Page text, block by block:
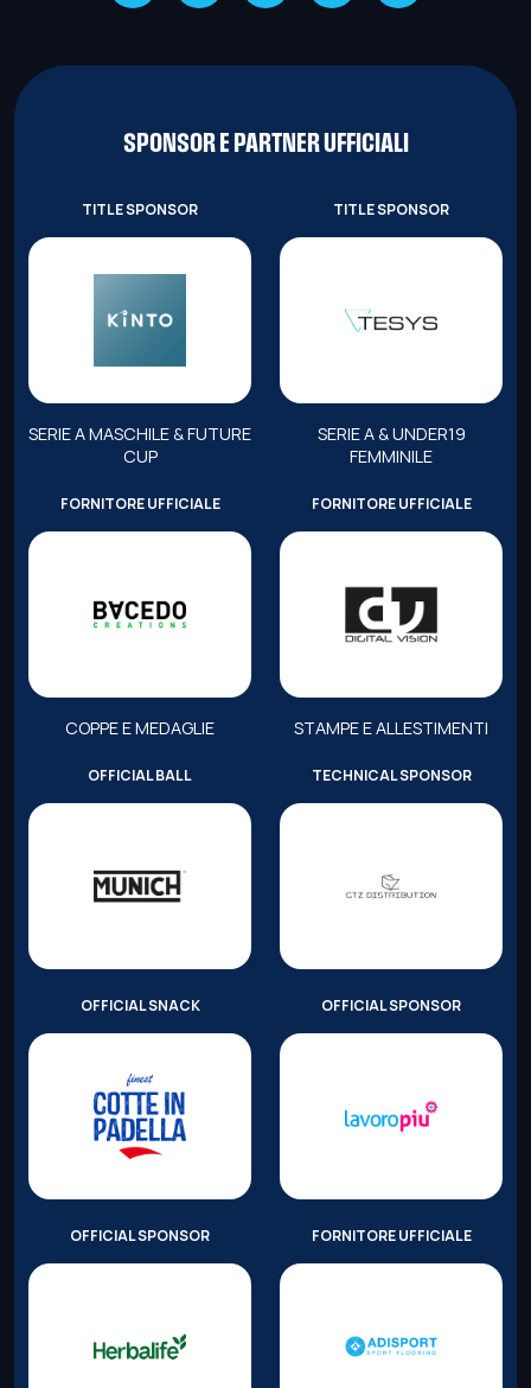
SPONSOR E PARTNER UFFICIALI
TITLE SPONSOR
SERIE A MASCHILE & FUTURE
CUP
TITLE SPONSOR
SERIE A & UNDER19
FEMMINILE
FORNITORE UFFICIALE
COPPE E MEDAGLIE
FORNITORE UFFICIALE
STAMPE E ALLESTIMENTI
OFFICIAL BALL TECHNICAL SPONSOR
OFFICIAL SNACK OFFICIAL SPONSOR
OFFICIAL SPONSOR FORNITORE UFFICIALE